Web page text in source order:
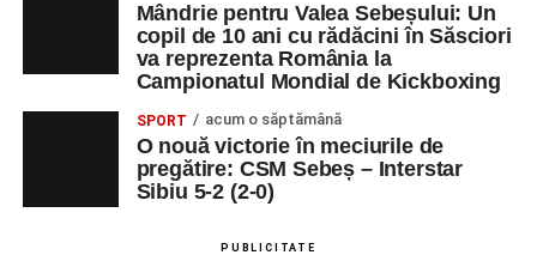
Mândrie pentru Valea Sebeșului: Un
copil de 10 ani cu rădăcini în Săsciori
va reprezenta România la
Campionatul Mondial de Kickboxing
SPORT acum o săptămână
O nouă victorie în meciurile de
pregătire: CSM Sebeș – Interstar
Sibiu 5-2 (2-0)
PUBLICITATE